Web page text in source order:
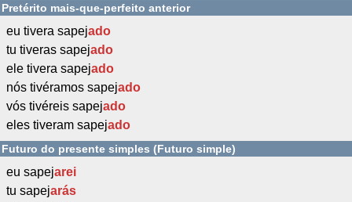
Pretérito mais-que-perfeito anterior
eu tivera sapejado
tu tiveras sapejado
ele tivera sapejado
nós tivéramos sapejado
vós tivéreis sapejado
eles tiveram sapejado
Futuro do presente simples (Futuro simple)
eu sapejarei
tu sapejarás